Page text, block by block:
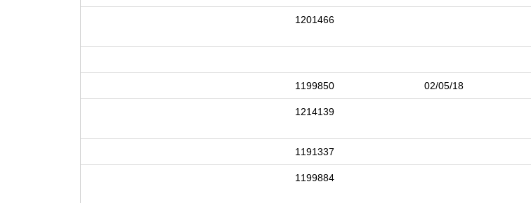
1201466
02/05/18
1199850
1214139
1191337
1199884